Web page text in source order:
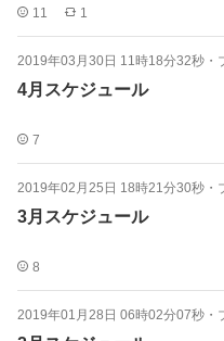
11 1
2019年03月30日 11時18分32秒 ・
4月スケジュール
7
2019年02月25日 18時21分30秒 ・
3月スケジュール
8
2019年01月28日 06時02分07秒 ・